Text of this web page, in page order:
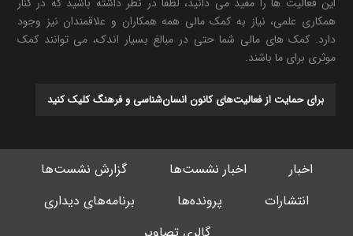
همکاری علمی، نیاز به کمک مالی همه همکاران و علاقمندان نیز وجود
دارد. کمک های مالی شما حتی در مبالغ بسیار اندک، می توانند کمک
موثری برای ما باشند.
برای حمایت از فعالیت‌های کانون انسان‌شناسی و فرهنگ کلیک کنید
اخبار اخبار نشست‌ها
گزارش نشست‌ها
انتشارات
پرونده‌ها
برنامه‌های دیداری